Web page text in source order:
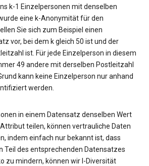
k-1 Einzelpersonen mit denselben
eine k-Anonymität für den
Sie sich zum Beispiel einen
vor, bei dem k gleich 50 ist und der
ist. Für jede Einzelperson in diesem
49 andere mit derselben Postleitzahl
kann keine Einzelperson nur anhand
werden.
in einem Datensatz denselben Wert
teilen, können vertrauliche Daten
indem einfach nur bekannt ist, dass
Teil des entsprechenden Datensatzes
zu mindern, können wir l-Diversität